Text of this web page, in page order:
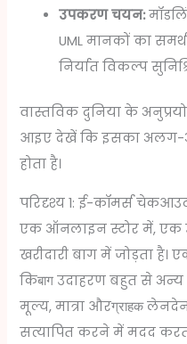
उपकरण चयन:
UML मानकों का
निर्यात विकल्प
वास्तविक दुनिया के
आइए देखें कि इसका अलग-
होता है।
परिदृश्य 1: ई-कॉमर्स
एक ऑनलाइन स्टोर में, एक
खरीदारी बाग में जोड़ता
किबाग उदाहरण बहुत से
मूल्य, मात्रा औरग्राहकलेनदेन
सत्यापित करने में मदद